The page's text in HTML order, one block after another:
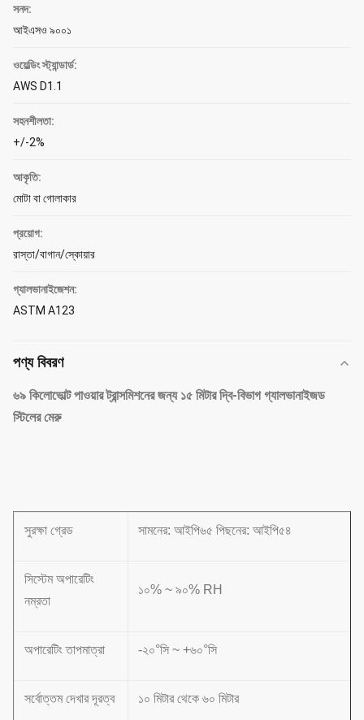
সনদ:
আইএসও ৯০০১
ওয়েল্ডিং স্ট্যান্ডার্ড:
AWS D1.1
সহনশীলতা:
+/-2%
আকৃতি:
মোটা বা গোলাকার
প্রয়োগ:
রাস্তা/বাগান/স্কোয়ার
গ্যালভানাইজেশন:
ASTM A123
পণ্য বিবরণ
৬৯ কিলোভোল্ট পাওয়ার ট্রান্সমিশনের জন্য ১৫ মিটার দ্বি-বিভাগ গ্যালভানাইজড
স্টিলের মেরু
সুরক্ষা গ্রেড সামনের: আইপি৬৫ পিছনের: আইপি৫৪
সিস্টেম অপারেটিং
নম্রতা
১০% ~ ৯০% RH
অপারেটিং তাপমাত্রা -২০°সি ~ +৬০°সি
সর্বোত্তম দেখার দূরত্ব ১০ মিটার থেকে ৬০ মিটার